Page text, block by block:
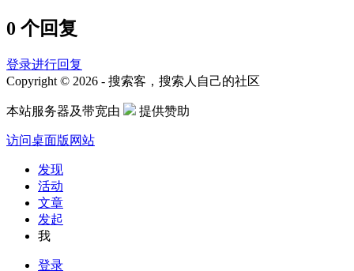
0 个回复
登录进行回复
Copyright © 2026 - 搜索客，搜索人自己的社区
本站服务器及带宽由 提供赞助
访问桌面版网站
发现
活动
文章
发起
我
登录